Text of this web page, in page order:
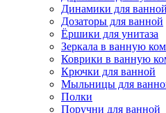
Динамики для ванной
Дозаторы для ванной
Ёршики для унитаза
Зеркала в ванную
Коврики в ванную
Крючки для ванной
Мыльницы для
Полки
Поручни для ванной